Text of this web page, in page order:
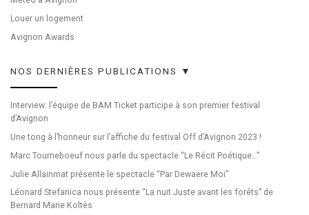
Louer un logement
Avignon Awards
NOS DERNIÈRES PUBLICATIONS ▼
Interview: l’équipe de BAM Ticket participe à son premier festival
d’Avignon
Une tong à l’honneur sur l’affiche du festival Off d’Avignon 2023 !
Marc Tourneboeuf nous parle du spectacle “Le Récit Poétique…”
Julie Allainmat présente le spectacle “Par Dewaere Moi”
Léonard Stefanica nous présente “La nuit Juste avant les forêts” de
Bernard Marie Koltès